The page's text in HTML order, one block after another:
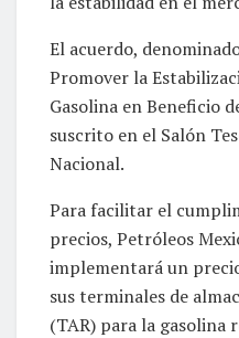
El acuerdo,
Promover la
Gasolina en Beneficio
suscrito en el Salón
Nacional.
Para facilitar el
precios, Petróleos
implementará un
sus terminales de
(TAR) para la gasolina